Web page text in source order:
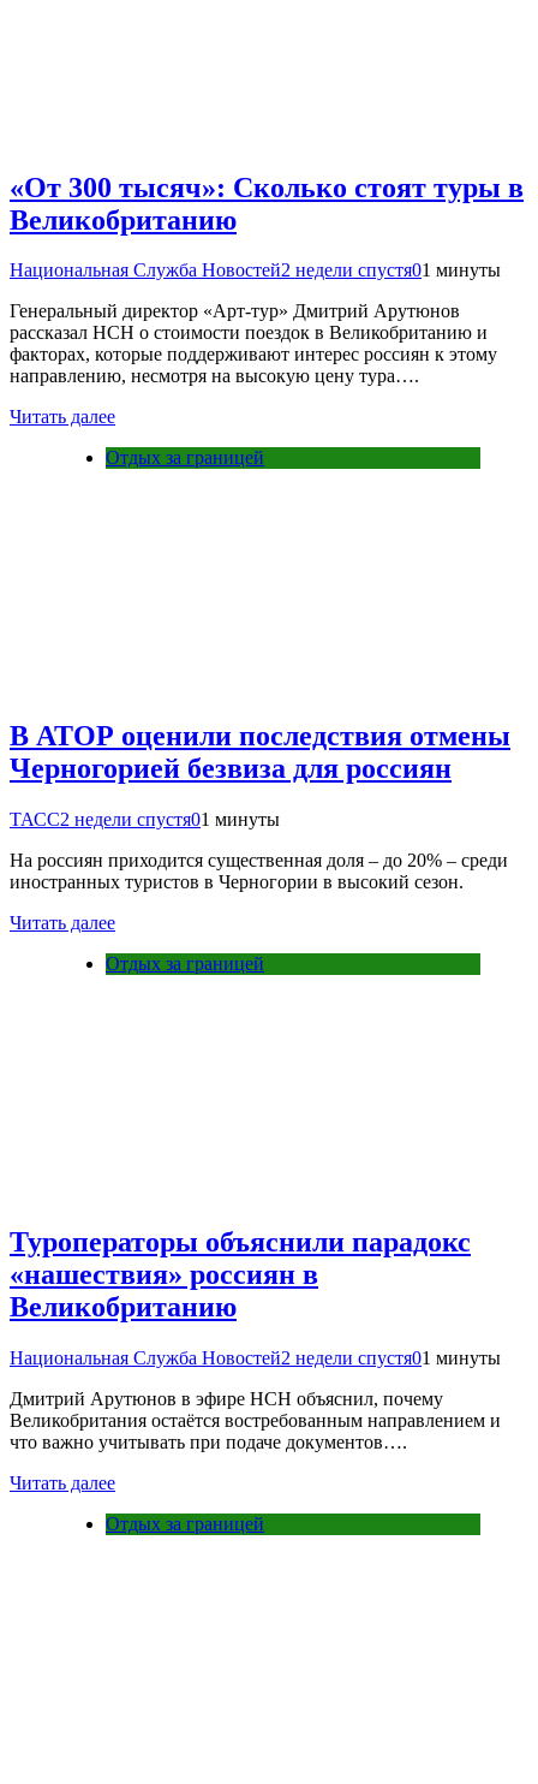
«От 300 тысяч»: Сколько стоят туры в
Великобританию
Национальная Служба Новостей2 недели спустя01 минуты
Генеральный директор «Арт-тур» Дмитрий Арутюнов
рассказал НСН о стоимости поездок в Великобританию и
факторах, которые поддерживают интерес россиян к этому
направлению, несмотря на высокую цену тура….
Читать далее
Отдых за границей
В АТОР оценили последствия отмены
Черногорией безвиза для россиян
ТАСС2 недели спустя01 минуты
На россиян приходится существенная доля – до 20% – среди
иностранных туристов в Черногории в высокий сезон.
Читать далее
Отдых за границей
Туроператоры объяснили парадокс
«нашествия» россиян в
Великобританию
Национальная Служба Новостей2 недели спустя01 минуты
Дмитрий Арутюнов в эфире НСН объяснил, почему
Великобритания остаётся востребованным направлением и
что важно учитывать при подаче документов….
Читать далее
Отдых за границей